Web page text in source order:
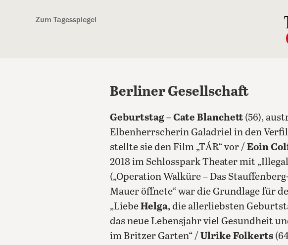
Zum Tagesspiegel
Berliner Gesellschaft
Geburtstag –Cate Blanchett (56),
Elbenherrscherin Galadriel in den
stellte sie den Film „TÁR“ vor / Eoin
2018 im Schlosspark Theater mit
(„Operation Walküre – Das
Mauer öffnete“ war die Grundlage für
„LiebeHelga, die allerliebsten
das neue Lebensjahr viel Gesundheit
im Britzer Garten“ / Ulrike Folkerts